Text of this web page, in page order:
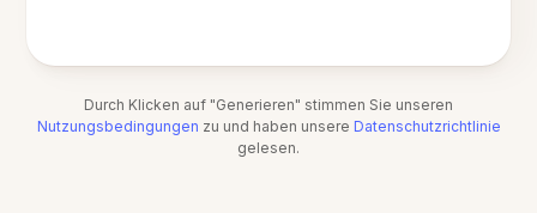
Durch Klicken auf "Generieren" stimmen Sie unseren
Nutzungsbedingungen zu und haben unsere Datenschutzrichtlinie
gelesen.